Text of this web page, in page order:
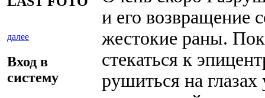
далее
Вход в
систему
и его возвращение
жестокие раны.
стекаться к
рушиться на глазах